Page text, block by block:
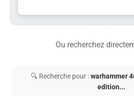
Ou recherchez
🔍 Recherche pour :warhammer
edition...